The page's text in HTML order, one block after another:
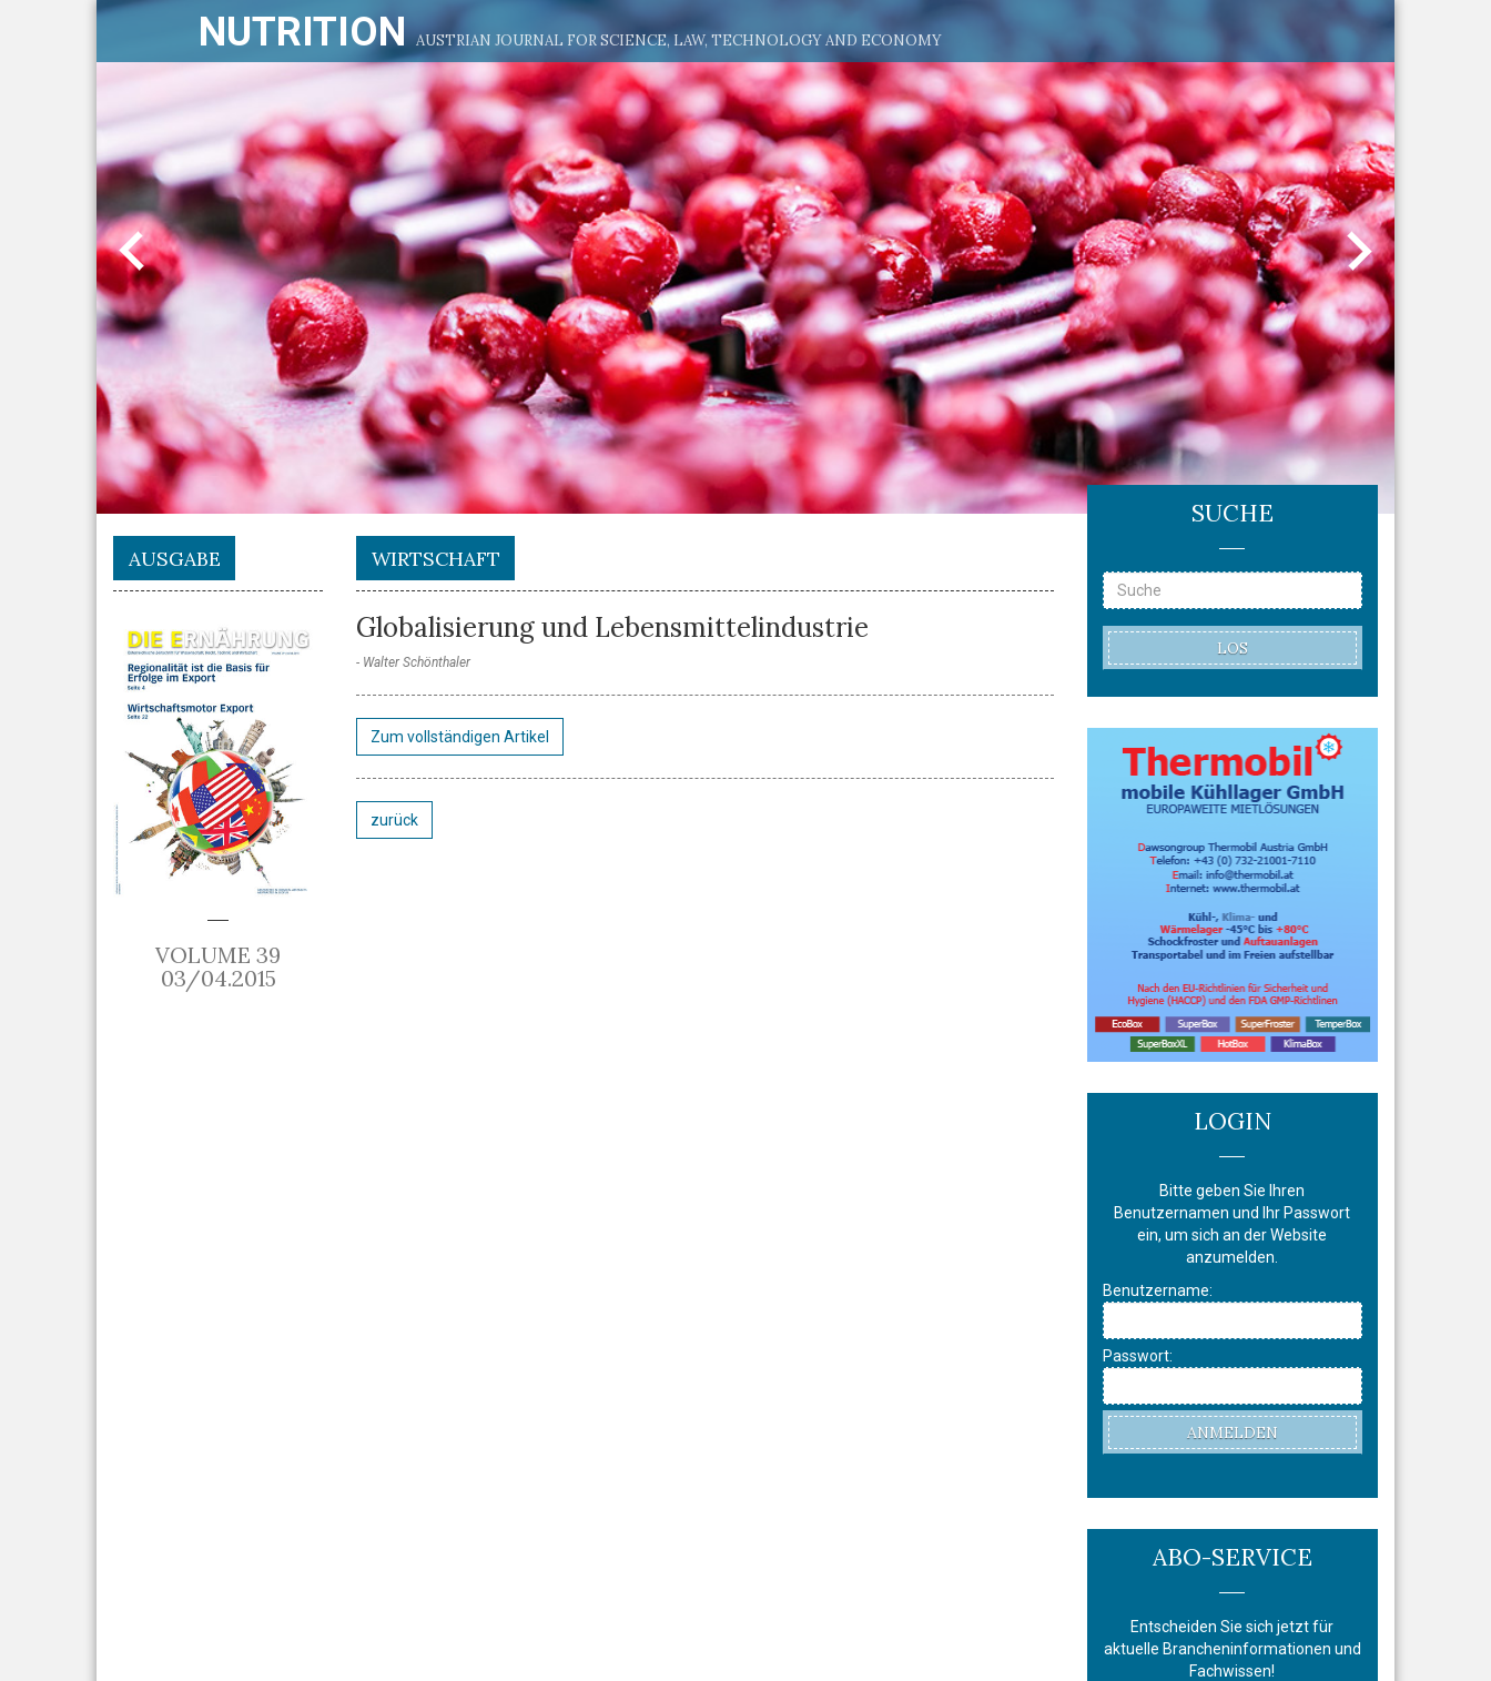
NUTRITIONAUSTRIAN JOURNAL FOR SCIENCE, LAW, TECHNOLOGY AND ECONOMY
AUSGABE
VOLUME 39
03/04.2015
WIRTSCHAFT
Globalisierung und Lebensmittelindustrie
Walter Schönthaler
Zum vollständigen Artikel
zurück
SUCHE
LOS
LOGIN
Bitte geben Sie Ihren
Benutzernamen und Ihr Passwort
ein, um sich an der Website
anzumelden.
Benutzername:
Passwort:
ANMELDEN
ABO-SERVICE
Entscheiden Sie sich jetzt für
aktuelle Brancheninformationen und
Fachwissen!